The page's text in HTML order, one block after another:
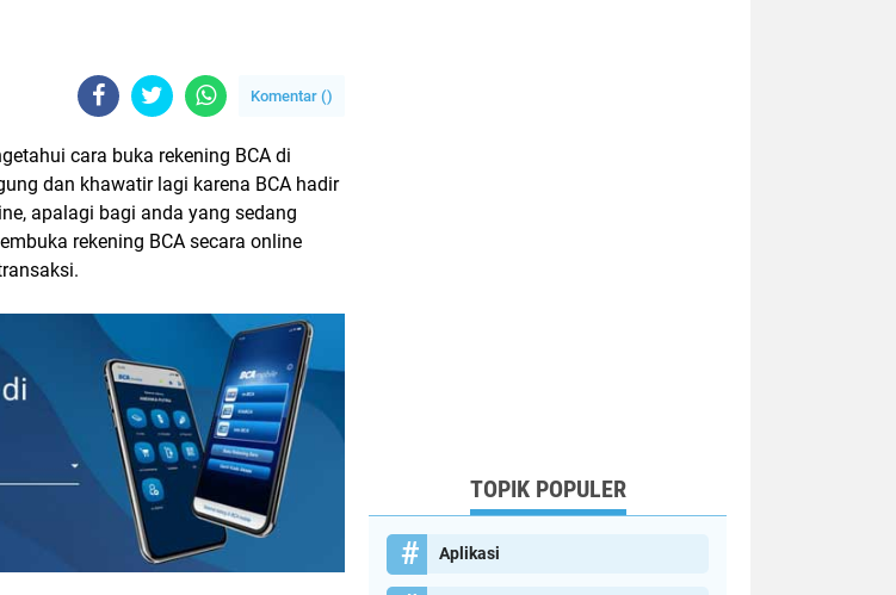
Komentar ()
cara buka rekening BCA di
dan khawatir lagi karena BCA hadir
apalagi bagi anda yang sedang
rekening BCA secara online
TOPIK POPULER
Aplikasi